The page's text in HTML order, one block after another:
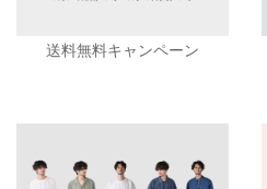
送料無料キャンペーン